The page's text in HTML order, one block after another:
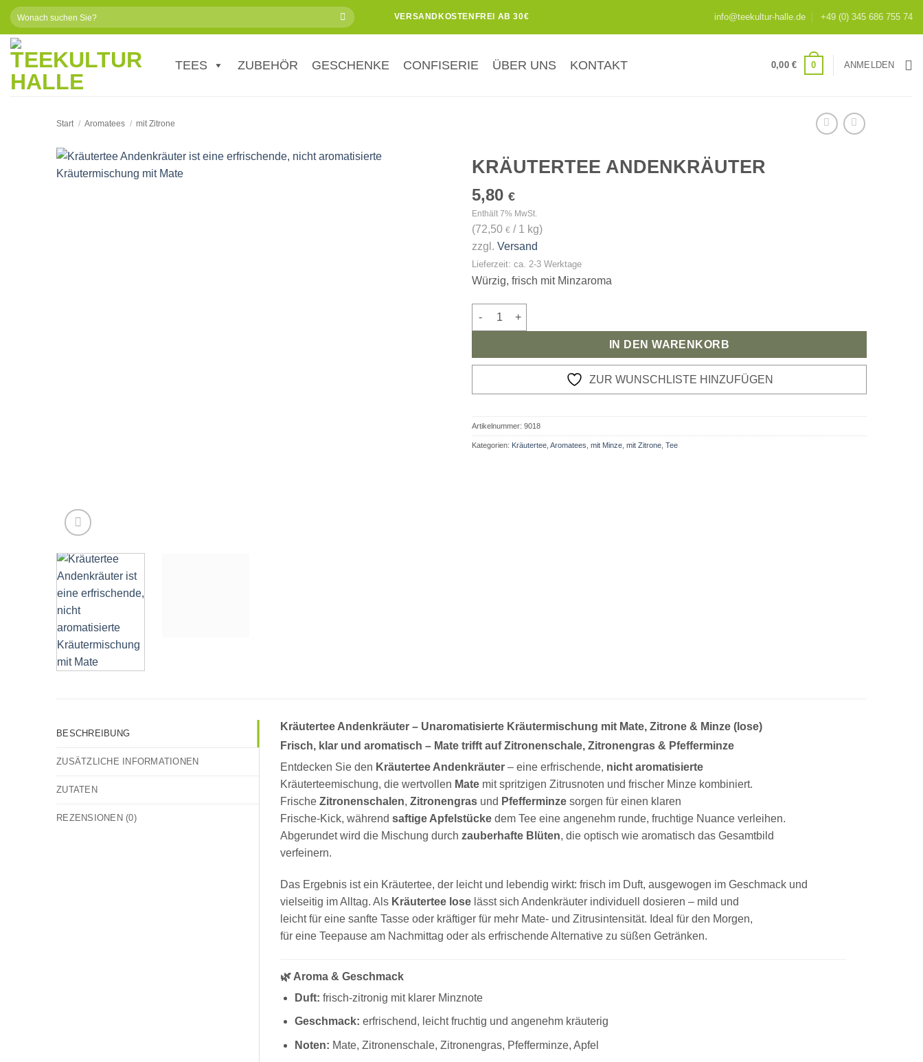
Zum
Inhalt
springen
Suchen
nach:
VERSANDKOSTENFREI AB 30€ info@teekultur-halle.de +49 (0) 345 686 755 74
TEES ZUBEHÖR GESCHENKE CONFISERIE ÜBER UNS KONTAKT 0,00€ 0 ANMELDEN
Start / Aromatees / mit Zitrone
KRÄUTERTEE ANDENKRÄUTER
5,80 €
Enthält 7% MwSt.
(72,50 € / 1 kg)
zzgl. Versand
Lieferzeit: ca. 2-3 Werktage
Würzig, frisch mit Minzaroma
Kräutertee Andenkräuter Menge
IN DEN WARENKORB
ZUR WUNSCHLISTE HINZUFÜGEN
Artikelnummer: 9018
Kategorien: Kräutertee Aromatees mit Minze mit Zitrone Tee
BESCHREIBUNG
ZUSÄTZLICHE INFORMATIONEN
ZUTATEN
REZENSIONEN (0)
Kräutertee Andenkräuter – Unaromatisierte Kräutermischung mit Mate, Zitrone & Minze (lose)
Frisch, klar und aromatisch – Mate trifft auf Zitronenschale, Zitronengras & Pfefferminze
Entdecken Sie den Kräutertee Andenkräuter – eine erfrischende, nicht aromatisierte
Kräuterteemischung, die wertvollen Mate mit spritzigen Zitrusnoten und frischer Minze kombiniert.
Frische Zitronenschalen, Zitronengras und Pfefferminze sorgen für einen klaren
Frische-Kick, während saftige Apfelstücke dem Tee eine angenehm runde, fruchtige Nuance verleihen.
Abgerundet wird die Mischung durch zauberhafte Blüten, die optisch wie aromatisch das Gesamtbild
verfeinern.
Das Ergebnis ist ein Kräutertee, der leicht und lebendig wirkt: frisch im Duft, ausgewogen im Geschmack und
vielseitig im Alltag. Als Kräutertee lose lässt sich Andenkräuter individuell dosieren – mild und
leicht für eine sanfte Tasse oder kräftiger für mehr Mate- und Zitrusintensität. Ideal für den Morgen,
für eine Teepause am Nachmittag oder als erfrischende Alternative zu süßen Getränken.
🌿 Aroma & Geschmack
Duft: frisch-zitronig mit klarer Minznote
Geschmack: erfrischend, leicht fruchtig und angenehm kräuterig
Noten: Mate, Zitronenschale, Zitronengras, Pfefferminze, Apfel